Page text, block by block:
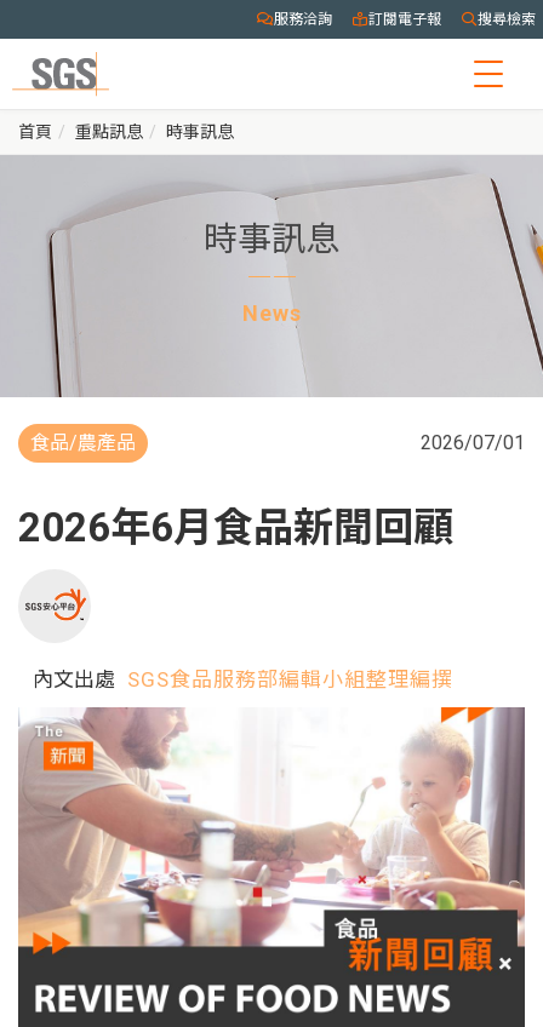
服務洽詢 訂閱電子報 搜尋檢索
首頁 重點訊息 時事訊息
時事訊息
News
食品/農產品 2026/07/01
2026年6月食品新聞回顧
內文出處 SGS食品服務部編輯小組整理編撰